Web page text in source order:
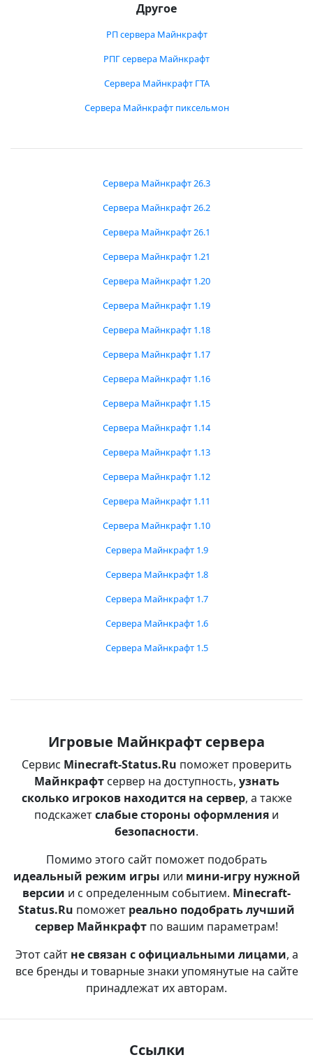
Другое
РП сервера Майнкрафт
РПГ сервера Майнкрафт
Сервера Майнкрафт ГТА
Сервера Майнкрафт пиксельмон
Сервера Майнкрафт 26.3
Сервера Майнкрафт 26.2
Сервера Майнкрафт 26.1
Сервера Майнкрафт 1.21
Сервера Майнкрафт 1.20
Сервера Майнкрафт 1.19
Сервера Майнкрафт 1.18
Сервера Майнкрафт 1.17
Сервера Майнкрафт 1.16
Сервера Майнкрафт 1.15
Сервера Майнкрафт 1.14
Сервера Майнкрафт 1.13
Сервера Майнкрафт 1.12
Сервера Майнкрафт 1.11
Сервера Майнкрафт 1.10
Сервера Майнкрафт 1.9
Сервера Майнкрафт 1.8
Сервера Майнкрафт 1.7
Сервера Майнкрафт 1.6
Сервера Майнкрафт 1.5
Игровые Майнкрафт сервера
Сервис Minecraft-Status.Ru поможет проверить
Майнкрафтсервер на доступность, узнать
сколько игроков находится на сервер, а также
подскажетслабые стороны оформления и
безопасности.
Помимо этого сайт поможет подобрать
идеальный режим игры или мини-игру нужной
версии и с определенным событием. Minecraft-
Status.Ru поможет реально подобрать лучший
сервер Майнкрафт по вашим параметрам!
Этот сайт не связан с официальными лицами, а
все бренды и товарные знаки упомянутые на сайте
принадлежат их авторам.
Ссылки